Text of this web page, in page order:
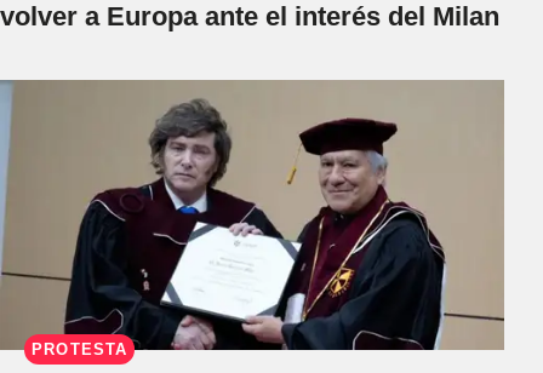
volver a Europa ante el interés del Milan
PROTESTA